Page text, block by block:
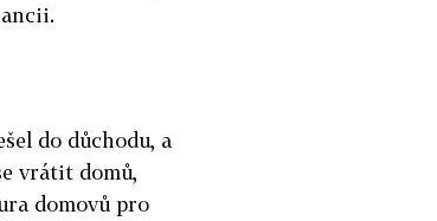
do důchodu, a
vrátit domů,
domovů pro